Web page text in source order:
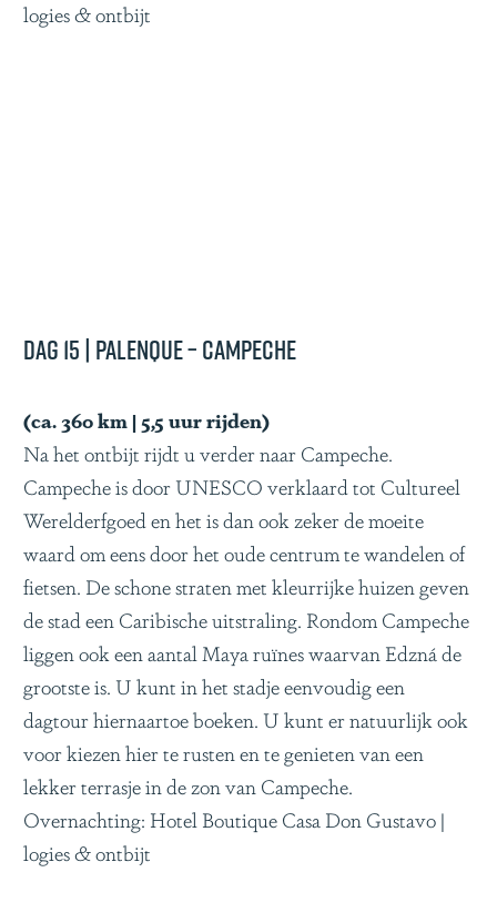
logies & ontbijt
Dag 15 | Palenque – Campeche
(ca. 360 km | 5,5 uur rijden)
Na het ontbijt rijdt u verder naar Campeche.
Campeche is door UNESCO verklaard tot Cultureel
Werelderfgoed en het is dan ook zeker de moeite
waard om eens door het oude centrum te wandelen of
fietsen. De schone straten met kleurrijke huizen geven
de stad een Caribische uitstraling. Rondom Campeche
liggen ook een aantal Maya ruïnes waarvan Edzná de
grootste is. U kunt in het stadje eenvoudig een
dagtour hiernaartoe boeken. U kunt er natuurlijk ook
voor kiezen hier te rusten en te genieten van een
lekker terrasje in de zon van Campeche.
Overnachting: Hotel Boutique Casa Don Gustavo |
logies & ontbijt